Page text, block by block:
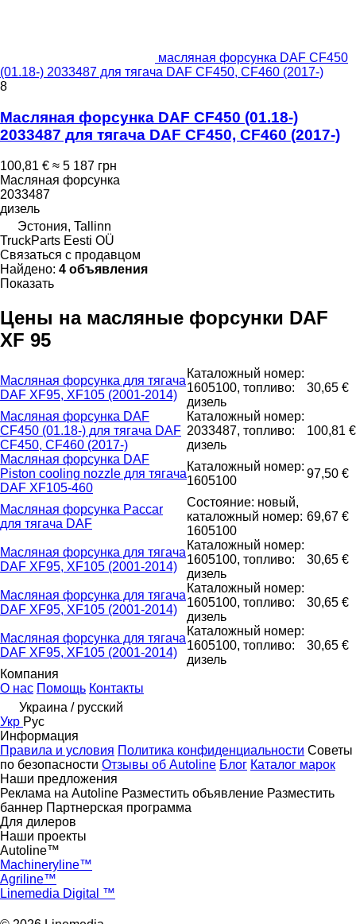
масляная форсунка DAF CF450
(01.18-) 2033487 для тягача DAF CF450, CF460 (2017-)
8
Масляная форсунка DAF CF450 (01.18-)
2033487 для тягача DAF CF450, CF460 (2017-)
100,81 € ≈ 5 187 грн
Масляная форсунка
2033487
дизель
Эстония, Tallinn
TruckParts Eesti OÜ
Связаться с продавцом
Найдено: 4 объявления
Показать
Цены на масляные форсунки DAF
XF 95
Масляная форсунка для тягача
DAF XF95, XF105 (2001-2014)
Каталожный номер:
1605100, топливо:
дизель
30,65 €
Масляная форсунка DAF
CF450 (01.18-) для тягача DAF
CF450, CF460 (2017-)
Каталожный номер:
2033487, топливо:
дизель
100,81 €
Масляная форсунка DAF
Piston cooling nozzle для тягача
DAF XF105-460
Каталожный номер:
1605100
97,50 €
Масляная форсунка Paccar
для тягача DAF
Состояние: новый,
каталожный номер:
1605100
69,67 €
Масляная форсунка для тягача
DAF XF95, XF105 (2001-2014)
Каталожный номер:
1605100, топливо:
дизель
30,65 €
Масляная форсунка для тягача
DAF XF95, XF105 (2001-2014)
Каталожный номер:
1605100, топливо:
дизель
30,65 €
Масляная форсунка для тягача
DAF XF95, XF105 (2001-2014)
Каталожный номер:
1605100, топливо:
дизель
30,65 €
Компания
О нас Помощь Контакты
Украина / русский
Укр Рус
Информация
Правила и условия Политика конфиденциальности Советы
по безопасности Отзывы об Autoline Блог Каталог марок
Наши предложения
Реклама на Autoline Разместить объявление Разместить
баннер Партнерская программа
Для дилеров
Наши проекты
Autoline™
Machineryline™
Agriline™
Linemedia Digital ™